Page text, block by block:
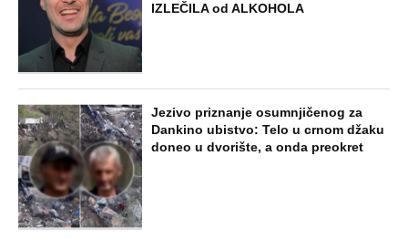
IZLEČILA od ALKOHOLA
Jezivo priznanje osumnjičenog za
Dankino ubistvo: Telo u crnom džaku
doneo u dvorište, a onda preokret